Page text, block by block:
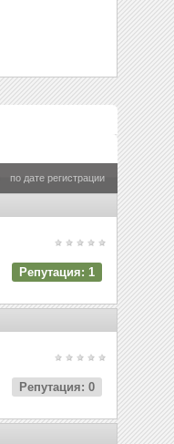
по дате регистрации
Репутация: 1
Репутация: 0